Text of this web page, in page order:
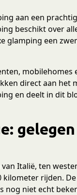
aan een
beschikt over
glamping een
mobilehomes
direct aan het
en deelt in dit
Italië, ten
kilometer rijden.
nog niet echt